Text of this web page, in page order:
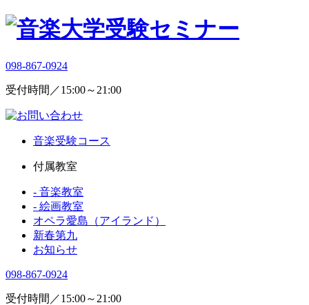
098-867-0924
受付時間／15:00～21:00
音楽受験コース
付属教室
- 音楽教室
- 絵画教室
オペラ愛島（アイランド）
新春第九
お知らせ
098-867-0924
受付時間／15:00～21:00